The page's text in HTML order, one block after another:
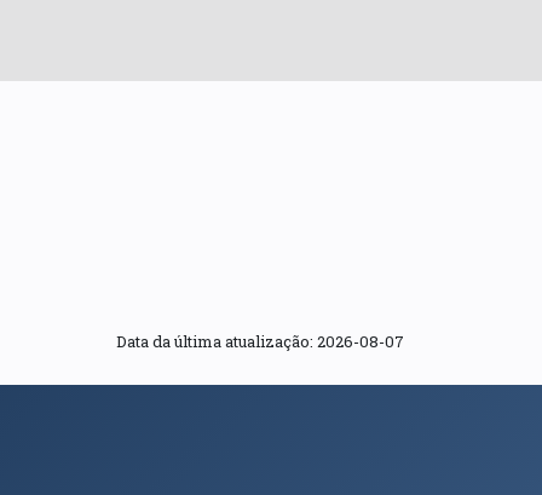
Data da última atualização: 2026-08-07